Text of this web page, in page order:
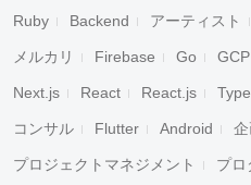
Ruby Backend アーティスト
メルカリ Firebase Go GCP
Next.js React React.js
コンサル Flutter Android
プロジェクトマネジメント プロ